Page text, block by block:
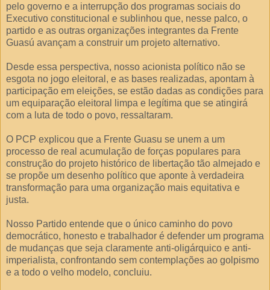
pelo governo e a interrupção dos programas sociais do
Executivo constitucional e sublinhou que, nesse palco, o
partido e as outras organizações integrantes da Frente
Guasú avançam a construir um projeto alternativo.
Desde essa perspectiva, nosso acionista político não se
esgota no jogo eleitoral, e as bases realizadas, apontam à
participação em eleições, se estão dadas as condições para
um equiparação eleitoral limpa e legítima que se atingirá
com a luta de todo o povo, ressaltaram.
O PCP explicou que a Frente Guasu se unem a um
processo de real acumulação de forças populares para
construção do projeto histórico de libertação tão almejado e
se propõe um desenho político que aponte à verdadeira
transformação para uma organização mais equitativa e
justa.
Nosso Partido entende que o único caminho do povo
democrático, honesto e trabalhador é defender um programa
de mudanças que seja claramente anti-oligárquico e anti-
imperialista, confrontando sem contemplações ao golpismo
e a todo o velho modelo, concluiu.